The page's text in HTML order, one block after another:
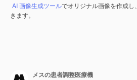
AI 画像生成ツールでオリジナル画像を作成し、
きます。
メスの患者調整医療機